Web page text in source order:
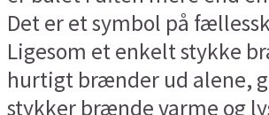
Det er et symbol på
Ligesom et enkelt stykke
hurtigt brænder ud alene,
stykker brænde varme og